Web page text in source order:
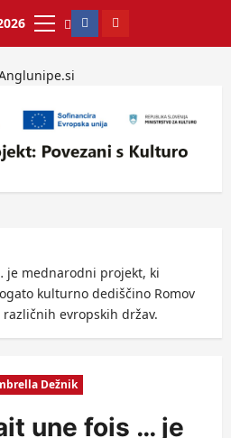
je mednarodni projekt, ki
kulturno dediščino Romov
evropskih držav.
Dežnik
une fois … je